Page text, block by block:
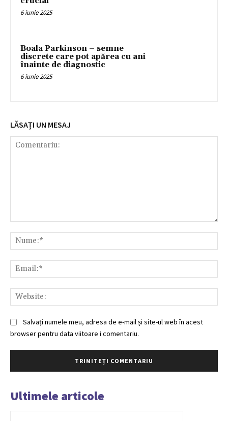
6 iunie 2025
Boala Parkinson – semne
discrete care pot apărea cu ani
înainte de diagnostic
6 iunie 2025
LĂSAȚI UN MESAJ
Salvați numele meu, adresa de e-mail și site-ul web în acest
browser pentru data viitoare i comentariu.
Ultimele articole